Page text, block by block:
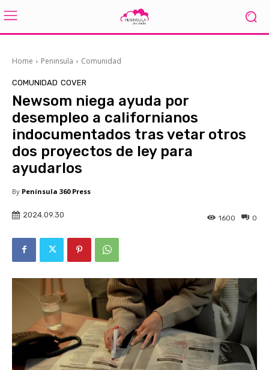
Home Peninsula Comunidad
COMUNIDAD COVER
Newsom niega ayuda por
desempleo a californianos
indocumentados tras vetar otros
dos proyectos de ley para
ayudarlos
By Península 360 Press
2024.09.30 0
1600